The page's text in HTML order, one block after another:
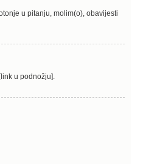
u pitanju, molim(o), obavijesti
u podnožju].